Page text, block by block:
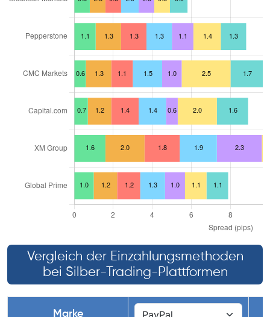
Vergleich der Einzahlungsmethoden
bei Silber-Trading-Plattformen
Marke